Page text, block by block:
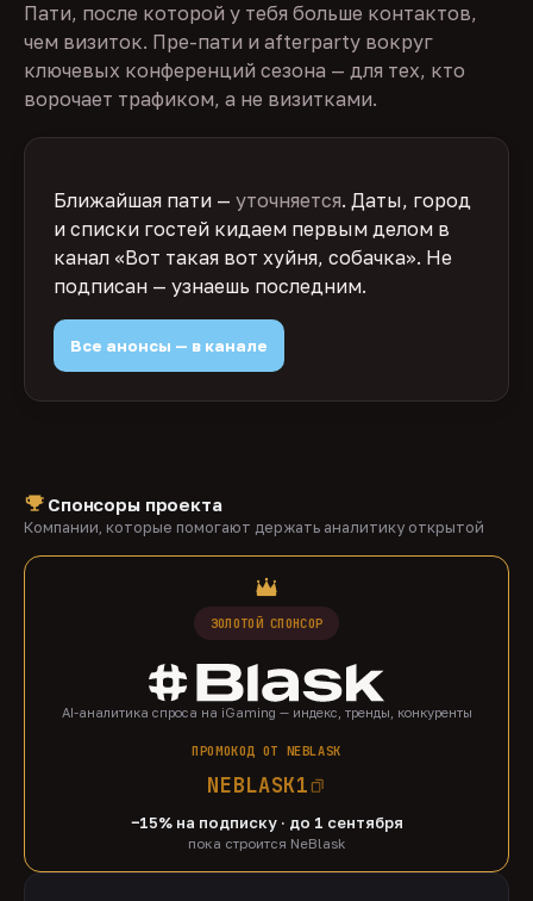
Пати, после которой у тебя больше контактов,
чем визиток. Пре-пати и afterparty вокруг
ключевых конференций сезона — для тех, кто
ворочает трафиком, а не визитками.
Ближайшая пати — уточняется. Даты, город
и списки гостей кидаем первым делом в
канал «Вот такая вот хуйня, собачка». Не
подписан — узнаешь последним.
Все анонсы — в канале
Спонсоры проекта
Компании, которые помогают держать аналитику открытой
ЗОЛОТОЙ СПОНСОР
AI-аналитика спроса на iGaming — индекс, тренды, конкуренты
ПРОМОКОД ОТ NEBLASK
NEBLASK1
−15% на подписку · до 1 сентября
пока строится NeBlask